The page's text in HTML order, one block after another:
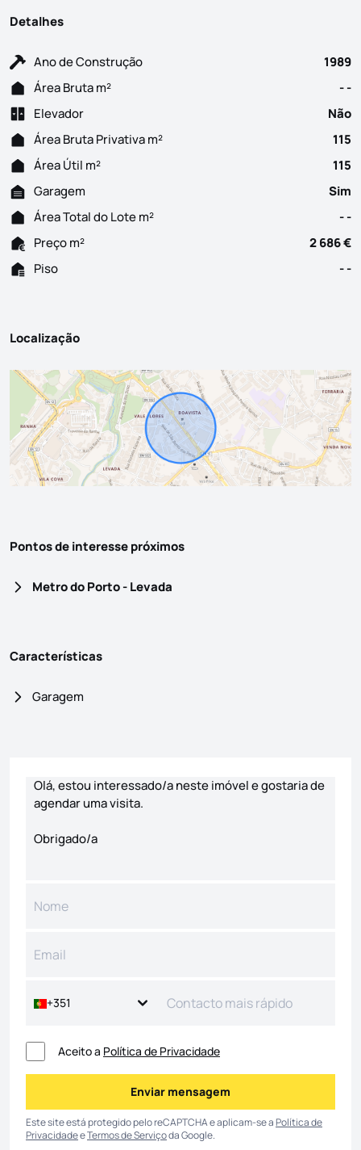
Detalhes
Ano de Construção
1989
Área Bruta m²
- -
Elevador
Não
Área Bruta Privativa m²
115
Área Útil m²
115
Garagem
Sim
Área Total do Lote m²
- -
Preço m²
2 686 €
Piso
- -
Localização
Pontos de interesse próximos
Metro do Porto - Levada
Características
Garagem
+351
Aceito a Política de Privacidade
Enviar mensagem
Enviar mensagem
Este site está protegido pelo reCAPTCHA e aplicam-se aPolítica de
PrivacidadeeTermos de Serviçoda Google.